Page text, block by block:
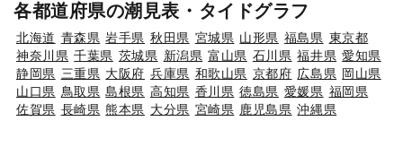
各都道府県の潮見表・タイドグラフ
北海道 青森県 岩手県 秋田県 宮城県 山形県 福島県 東京都
神奈川県 千葉県 茨城県 新潟県 富山県 石川県 福井県 愛知県
静岡県 三重県 大阪府 兵庫県 和歌山県 京都府 広島県 岡山県
山口県 鳥取県 島根県 高知県 香川県 徳島県 愛媛県 福岡県
佐賀県 長崎県 熊本県 大分県 宮崎県 鹿児島県 沖縄県